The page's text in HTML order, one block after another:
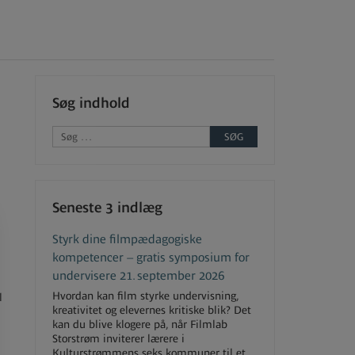
Søg indhold
Seneste 3 indlæg
Styrk dine filmpædagogiske
kompetencer – gratis symposium for
undervisere 21. september 2026
Hvordan kan film styrke undervisning,
kreativitet og elevernes kritiske blik? Det
kan du blive klogere på, når Filmlab
Storstrøm inviterer lærere i